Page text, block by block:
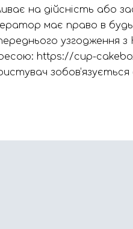
на дійсність або
має право в
узгодження
https://cup-